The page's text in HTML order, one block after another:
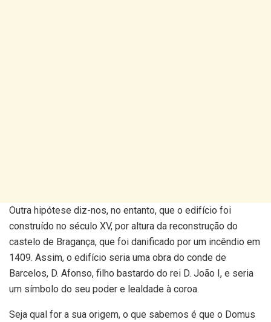
Outra hipótese diz-nos, no entanto, que o edifício foi
construído no século XV, por altura da reconstrução do
castelo de Bragança, que foi danificado por um incêndio em
1409. Assim, o edifício seria uma obra do conde de
Barcelos, D. Afonso, filho bastardo do rei D. João I, e seria
um símbolo do seu poder e lealdade à coroa.
Seja qual for a sua origem, o que sabemos é que o Domus